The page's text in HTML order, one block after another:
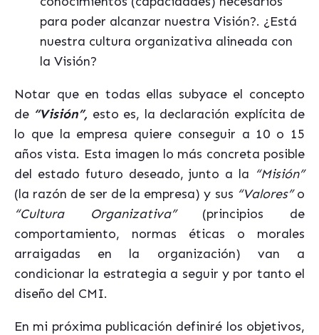
para poder alcanzar nuestra Visión?. ¿Está
nuestra cultura organizativa alineada con
la Visión?
Notar que en todas ellas subyace el concepto
de “Visión”, esto es, la declaración explícita de
lo que la empresa quiere conseguir a 10 o 15
años vista. Esta imagen lo más concreta posible
del estado futuro deseado, junto a la “Misión”
(la razón de ser de la empresa) y sus “Valores”o
“Cultura Organizativa”(principios de
comportamiento, normas éticas o morales
arraigadas en la organización) van a
condicionar la estrategia a seguir y por tanto el
diseño del CMI.
En mi próxima publicación definiré los objetivos,